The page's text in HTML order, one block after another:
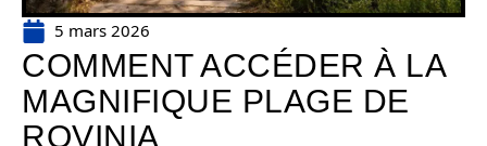
5 mars 2026
COMMENT ACCÉDER À LA
MAGNIFIQUE PLAGE DE
ROVINIA